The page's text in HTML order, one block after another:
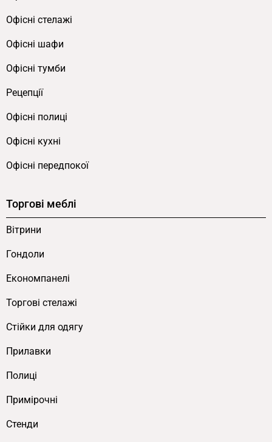
Офісні стелажі
Офісні шафи
Офісні тумби
Рецепції
Офісні полиці
Офісні кухні
Офісні передпокої
Торгові меблі
Вітрини
Гондоли
Економпанелі
Торгові стелажі
Cтійки для одягу
Прилавки
Полиці
Примірочні
Стенди